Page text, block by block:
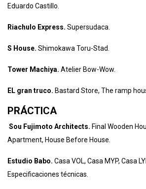
Eduardo Castillo.
Riachulo Express. Supersudaca.
S House. Shimokawa Toru-Stad.
Tower Machiya. Atelier Bow-Wow.
EL gran truco. Bastard Store, The ramp
PRÁCTICA
Sou Fujimoto Architects. Final Wooden
Apartment, House Before House.
Estudio Babo. Casa VOL, Casa MYP, Casa
Especificaciones técnicas.